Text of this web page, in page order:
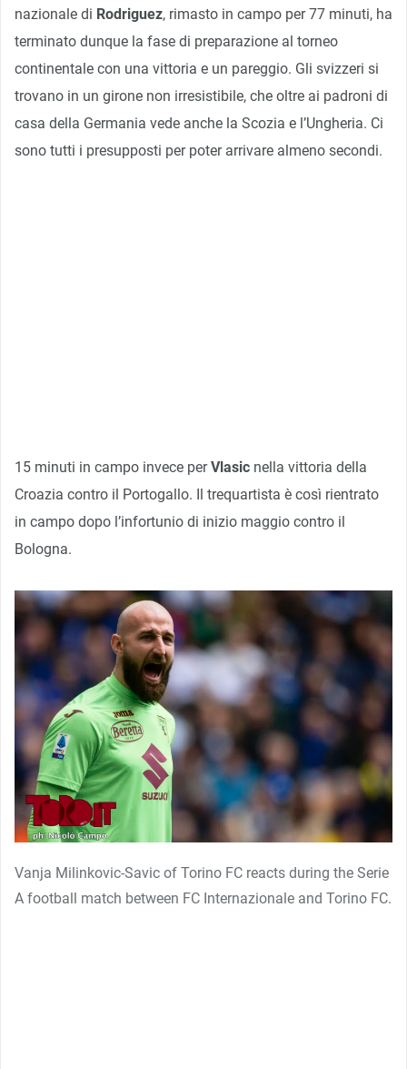
nazionale di Rodriguez, rimasto in campo per 77 minuti, ha
terminato dunque la fase di preparazione al torneo
continentale con una vittoria e un pareggio. Gli svizzeri si
trovano in un girone non irresistibile, che oltre ai padroni di
casa della Germania vede anche la Scozia e l’Ungheria. Ci
sono tutti i presupposti per poter arrivare almeno secondi.
15 minuti in campo invece perVlasic nella vittoria della
Croazia contro il Portogallo. Il trequartista è così rientrato
in campo dopo l’infortunio di inizio maggio contro il
Bologna.
Vanja Milinkovic-Savic of Torino FC reacts during the Serie
A football match between FC Internazionale and Torino FC.